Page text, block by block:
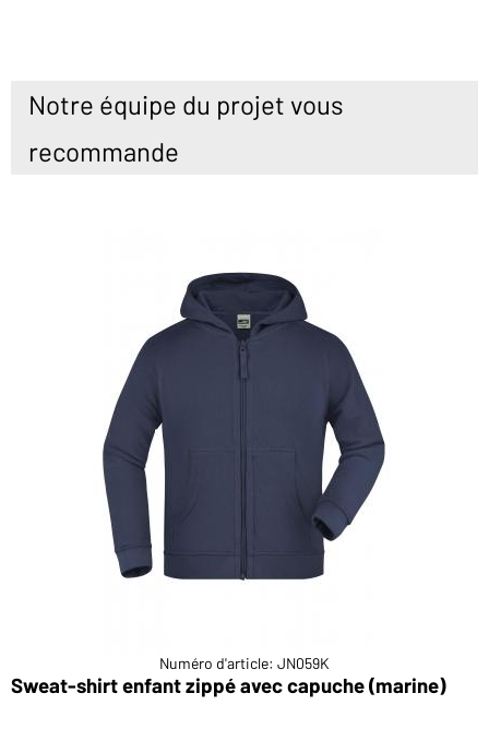
Notre équipe du projet vous
recommande
Numéro d'article: JN059K
Sweat-shirt enfant zippé avec capuche (marine)